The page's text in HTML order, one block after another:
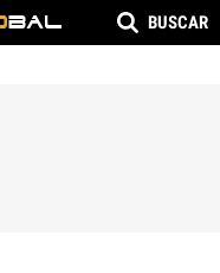
BUSCAR